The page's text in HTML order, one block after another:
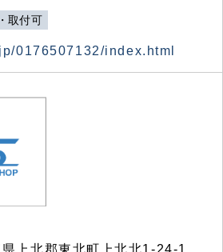
取付可
0176507132/index.html
上北郡東北町上北北1-24-1